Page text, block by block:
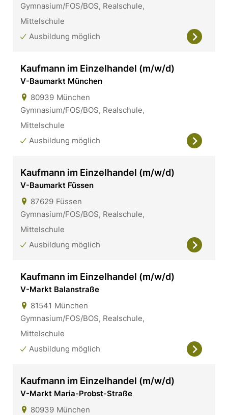
Gymnasium/FOS/BOS, Realschule,
Mittelschule
Ausbildung möglich
Kaufmann im Einzelhandel (m/w/d)
V-Baumarkt München
80939 München
Gymnasium/FOS/BOS, Realschule,
Mittelschule
Ausbildung möglich
Kaufmann im Einzelhandel (m/w/d)
V-Baumarkt Füssen
87629 Füssen
Gymnasium/FOS/BOS, Realschule,
Mittelschule
Ausbildung möglich
Kaufmann im Einzelhandel (m/w/d)
V-Markt Balanstraße
81541 München
Gymnasium/FOS/BOS, Realschule,
Mittelschule
Ausbildung möglich
Kaufmann im Einzelhandel (m/w/d)
V-Markt Maria-Probst-Straße
80939 München